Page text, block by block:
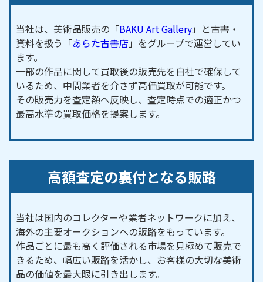
見晴／宮原／室瀬町／焼山／安浦町／八幡町／山手
／弥生町／豊町／吉浦／両城／若葉町／和庄
【対応路線】
ＪＲ呉線
【対応主要駅】
呉駅／安芸阿賀駅／新広駅／広駅／仁方駅／安芸川
尻駅／安登駅／安浦駅／風早駅／安芸津駅／吉浦駅
広島市・東広島市・江田島市 など、周辺地域からの
ご依頼にも対応しております。
当社は、美術品販売の「BAKU Art Gallery」と古書・
資料を扱う「あらた古書店」をグループで運営してい
ます。
一部の作品に関して買取後の販売先を自社で確保して
いるため、中間業者を介さず高価買取が可能です。
その販売力を査定額へ反映し、査定時点での適正かつ
最高水準の買取価格を提案します。
高額査定の裏付となる販路
当社は国内のコレクターや業者ネットワークに加え、
海外の主要オークションへの販路をもっています。
作品ごとに最も高く評価される市場を見極めて販売で
きるため、幅広い販路を活かし、お客様の大切な美術
品の価値を最大限に引き出します。